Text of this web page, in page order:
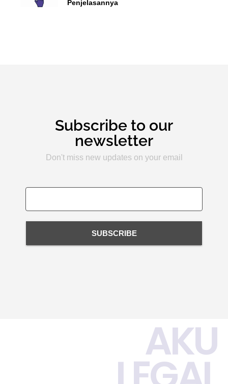
Penjelasannya
Subscribe to our
newsletter
Don't miss new updates on your email
SUBSCRIBE
AKU